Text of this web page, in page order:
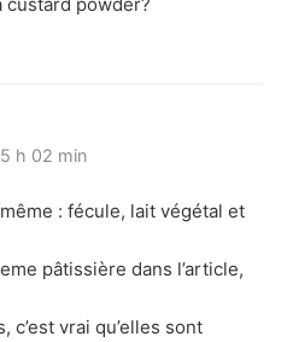
h 02 min
: fécule, lait végétal et
pâtissière dans l’article,
c’est vrai qu’elles sont